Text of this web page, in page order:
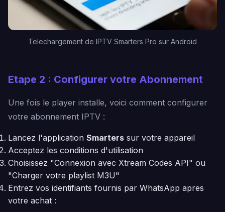
Telechargement de IPTV Smarters Pro sur Android
Etape 2 : Configurer votre Abonnement
Une fois le player installe, voici comment configurer
votre abonnement IPTV :
Lancez l'application Smarters sur votre appareil
Acceptez les conditions d'utilisation
Choisissez "Connexion avec Xtream Codes API" ou
"Charger votre playlist M3U"
Entrez vos identifiants fournis par WhatsApp apres
votre achat :